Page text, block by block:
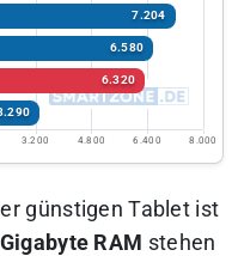
7.204
6.580
6.320
3.200 4.800 6.400 8.000
günstigen Tablet ist
RAM stehen